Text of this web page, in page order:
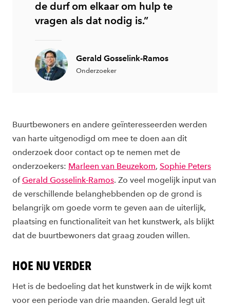
de durf om elkaar om hulp te
vragen als dat nodig is.”
Gerald Gosselink-Ramos
Onderzoeker
Buurtbewoners en andere geïnteresseerden werden
van harte uitgenodigd om mee te doen aan dit
onderzoek door contact op te nemen met de
onderzoekers: Marleen van Beuzekom, Sophie Peters
ofGerald Gosselink-Ramos. Zo veel mogelijk input van
de verschillende belanghebbenden op de grond is
belangrijk om goede vorm te geven aan de uiterlijk,
plaatsing en functionaliteit van het kunstwerk, als blijkt
dat de buurtbewoners dat graag zouden willen.
HOE NU VERDER
Het is de bedoeling dat het kunstwerk in de wijk komt
voor een periode van drie maanden. Gerald legt uit